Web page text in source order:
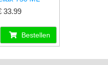
33.99
Bestellen